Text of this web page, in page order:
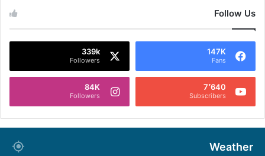
Follow Us
147K
Fans
339k
Followers
7٬640
Subscribers
84K
Followers
Weather